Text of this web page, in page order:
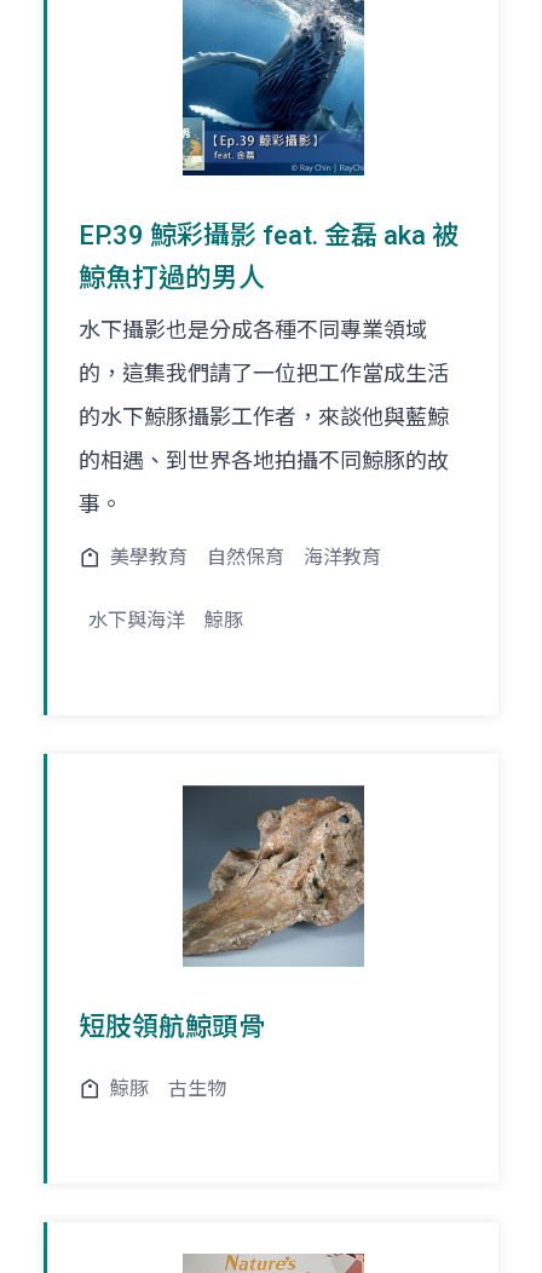
EP.39 鯨彩攝影 feat. 金磊 aka 被
鯨魚打過的男人
水下攝影也是分成各種不同專業領域
的，這集我們請了一位把工作當成生活
的水下鯨豚攝影工作者，來談他與藍鯨
的相遇、到世界各地拍攝不同鯨豚的故
事。
美學教育 自然保育 海洋教育
水下與海洋 鯨豚
短肢領航鯨頭骨
鯨豚 古生物